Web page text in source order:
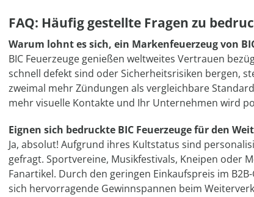
FAQ: Häufig gestellte Fragen zu
Warum lohnt es sich, ein Markenfeuerzeug von
BIC Feuerzeuge genießen weltweites Vertrauen
schnell defekt sind oder Sicherheitsrisiken bergen,
zweimal mehr Zündungen als vergleichbare
mehr visuelle Kontakte und Ihr Unternehmen wird
Eignen sich bedruckte BIC Feuerzeuge für den
Ja, absolut! Aufgrund ihres Kultstatus sind
gefragt. Sportvereine, Musikfestivals, Kneipen oder
Fanartikel. Durch den geringen Einkaufspreis im
sich hervorragende Gewinnspannen beim